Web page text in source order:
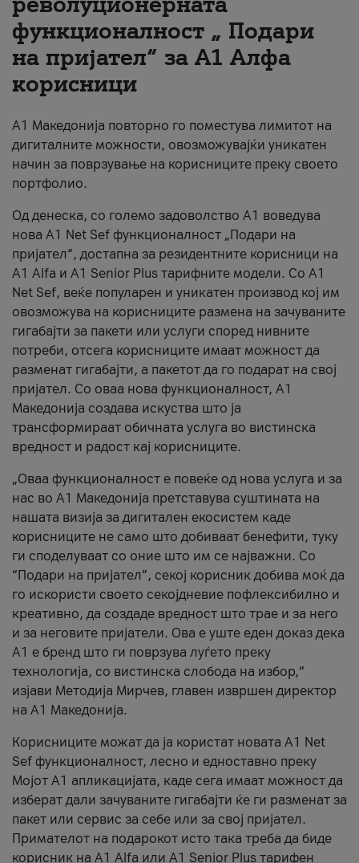
За нас
#ПодобарОнлајн
функционалност „ Подари
на пријател“ за А1 Алфа
корисници
А1 Македонија повторно го поместува лимитот на
дигиталните можности, овозможувајќи уникатен
начин за поврзување на корисниците преку своето
портфолио.
Од денеска, со големо задоволство А1 воведува
нова A1 Net Sef функционалност „Подари на
пријател“, достапна за резидентните корисници на
А1 Alfa и A1 Senior Plus тарифните модели. Со A1
Net Sef, веќе популарен и уникатен производ кој им
овозможува на корисниците размена на зачуваните
гигабајти за пакети или услуги според нивните
потреби, отсега корисниците имаат можност да
разменат гигабајти, а пакетот да го подарат на свој
пријател. Со оваа нова функционалност, А1
Македонија создава искуства што ја
трансформираат обичната услуга во вистинска
вредност и радост кај корисниците.
„Оваа функционалност е повеќе од нова услуга и за
нас во А1 Македонија претставува суштината на
нашата визија за дигитален екосистем каде
корисниците не само што добиваат бенефити, туку
ги споделуваат со оние што им се најважни. Со
“Подари на пријател”, секој корисник добива моќ да
го искористи своето секојдневие пофлексибилно и
креативно, да создаде вредност што трае и за него
и за неговите пријатели. Ова е уште еден доказ дека
А1 е бренд што ги поврзува луѓето преку
технологија, со вистинска слобода на избор,“
изјави Методија Мирчев, главен извршен директор
на А1 Македонија.
Корисниците можат да ја користат новата А1 Net
Sef функционалност, лесно и едноставно преку
Мојот А1 апликацијата, каде сега имаат можност да
изберат дали зачуваните гигабајти ќе ги разменат за
пакет или сервис за себе или за свој пријател.
Примателот на подарокот исто така треба да биде
корисник на А1 Alfa или A1 Senior Plus тарифен